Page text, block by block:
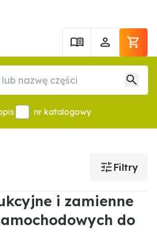
nr katalogowy
Filtry
i zamienne
do